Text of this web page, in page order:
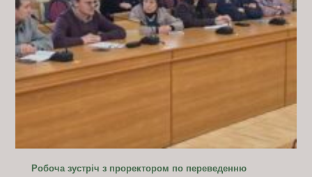
Робоча зустріч з проректором по переведенню